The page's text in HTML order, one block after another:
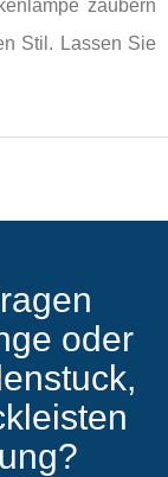
zaubern
Stil. Lassen Sie
oder